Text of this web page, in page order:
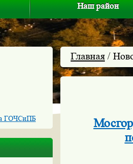
Наш район
ГОЧСиПБ
Главная /